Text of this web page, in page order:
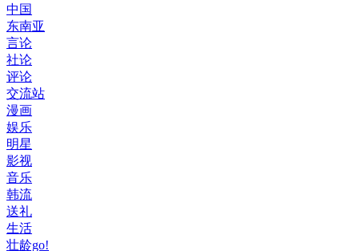
中国
东南亚
言论
社论
评论
交流站
漫画
娱乐
明星
影视
音乐
韩流
送礼
生活
壮龄go!